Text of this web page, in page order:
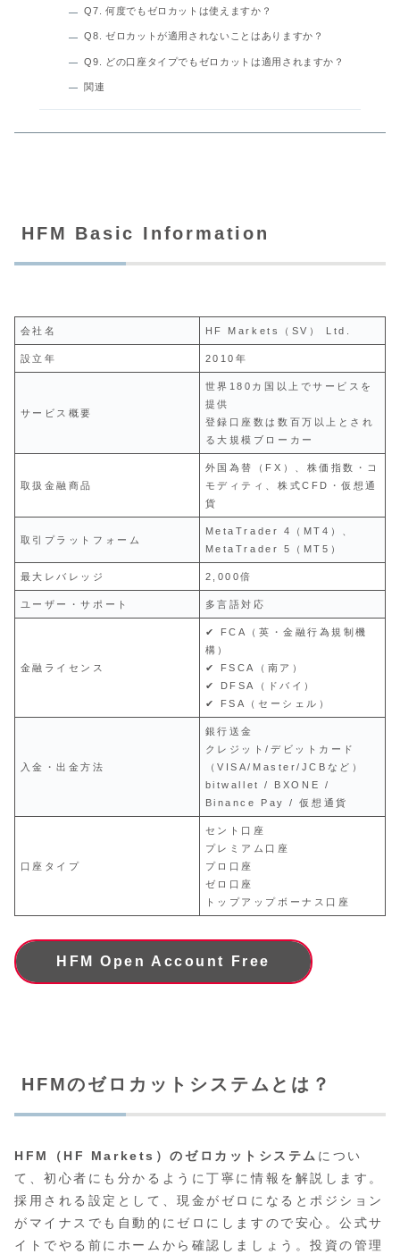
Q7. 何度でもゼロカットは使えますか？
Q8. ゼロカットが適用されないことはありますか？
Q9. どの口座タイプでもゼロカットは適用されますか？
関連
HFM Basic Information
会社名 HF Markets（SV） Ltd.
設立年 2010年
サービス概要
世界180カ国以上でサービスを
提供
登録口座数は数百万以上とされ
る大規模ブローカー
取扱金融商品
外国為替（FX）、株価指数・コ
モディティ、株式CFD・仮想通
貨
取引プラットフォーム
MetaTrader 4（MT4）、
MetaTrader 5（MT5）
最大レバレッジ 2,000倍
ユーザー・サポート 多言語対応
金融ライセンス
✔ FCA（英・金融行為規制機
構）
✔ FSCA（南ア）
✔ DFSA（ドバイ）
✔ FSA（セーシェル）
入金・出金方法
銀行送金
クレジット/デビットカード
（VISA/Master/JCBなど）
bitwallet / BXONE /
Binance Pay / 仮想通貨
口座タイプ
セント口座
プレミアム口座
プロ口座
ゼロ口座
トップアップボーナス口座
HFM Open Account Free
HFMのゼロカットシステムとは？
HFM（HF Markets）のゼロカットシステム につい
て、初心者にも分かるように丁寧に情報を解説します。
採用される設定として、現金がゼロになるとポジション
がマイナスでも自動的にゼロにしますので安心。公式サ
イトでやる前にホームから確認しましょう。投資の管理